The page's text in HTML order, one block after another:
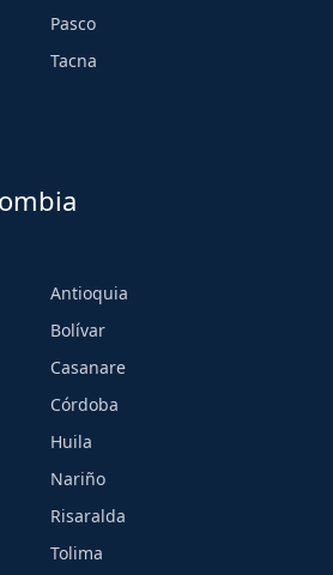
Pasco
Tacna
Antioquia
Bolívar
Casanare
Córdoba
Huila
Nariño
Risaralda
Tolima